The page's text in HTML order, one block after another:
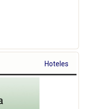
Hoteles